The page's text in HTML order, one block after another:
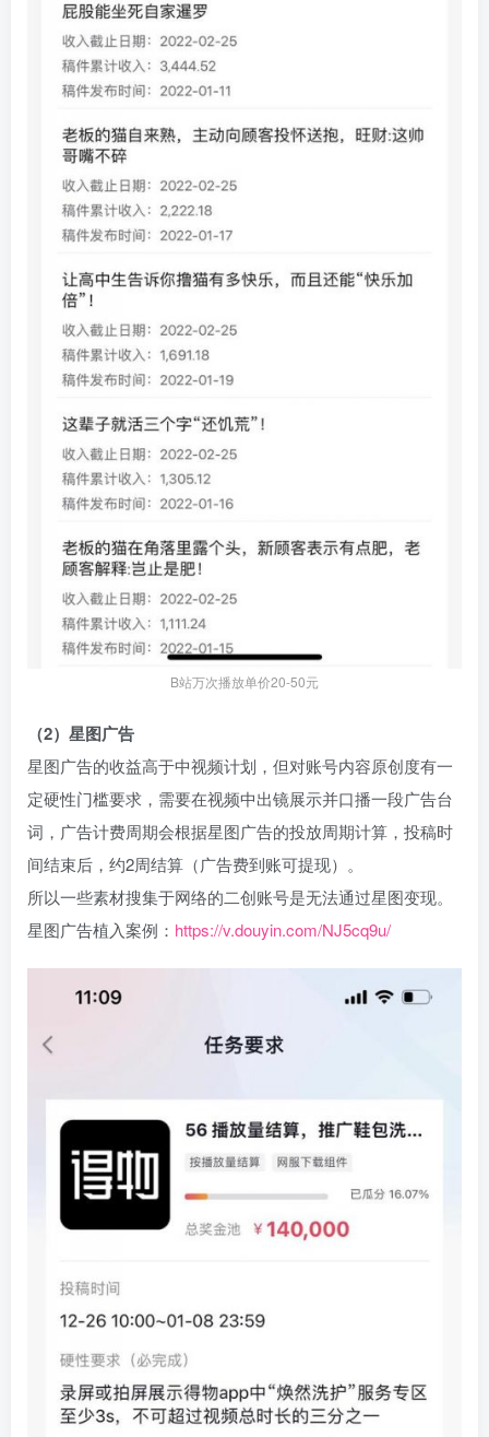
B站万次播放单价20-50元
（2）星图广告​
星图广告的收益高于中视频计划，但对账号内容原创度有一
定硬性门槛要求，需要在视频中出镜展示并口播一段广告台
词，广告计费周期会根据星图广告的投放周期计算，投稿时
间结束后，约2周结算（广告费到账可提现）。​
所以一些素材搜集于网络的二创账号是无法通过星图变现。​
星图广告植入案例： https://v.douyin.com/NJ5cq9u/